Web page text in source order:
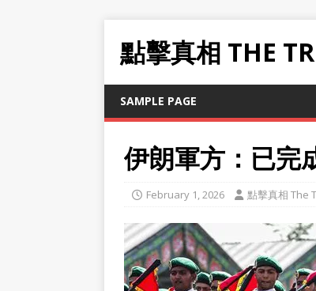
點擊真相 THE
SAMPLE PAGE
伊朗軍方：已完
February 1, 2026 點擊真相 The